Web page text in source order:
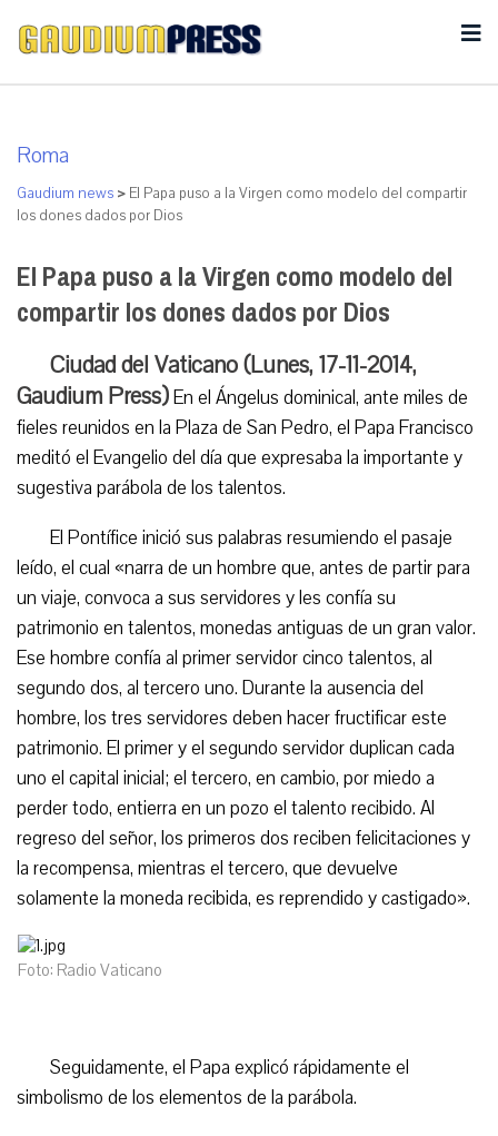
Roma
Gaudium news > El Papa puso a la Virgen como modelo del compartir
los dones dados por Dios
El Papa puso a la Virgen como modelo del
compartir los dones dados por Dios
Ciudad del Vaticano (Lunes, 17-11-2014,
Gaudium Press)En el Ángelus dominical, ante miles de
fieles reunidos en la Plaza de San Pedro, el Papa Francisco
meditó el Evangelio del día que expresaba la importante y
sugestiva parábola de los talentos.
El Pontífice inició sus palabras resumiendo el pasaje
leído, el cual «narra de un hombre que, antes de partir para
un viaje, convoca a sus servidores y les confía su
patrimonio en talentos, monedas antiguas de un gran valor.
Ese hombre confía al primer servidor cinco talentos, al
segundo dos, al tercero uno. Durante la ausencia del
hombre, los tres servidores deben hacer fructificar este
patrimonio. El primer y el segundo servidor duplican cada
uno el capital inicial; el tercero, en cambio, por miedo a
perder todo, entierra en un pozo el talento recibido. Al
regreso del señor, los primeros dos reciben felicitaciones y
la recompensa, mientras el tercero, que devuelve
solamente la moneda recibida, es reprendido y castigado».
Foto: Radio Vaticano
Seguidamente, el Papa explicó rápidamente el
simbolismo de los elementos de la parábola.